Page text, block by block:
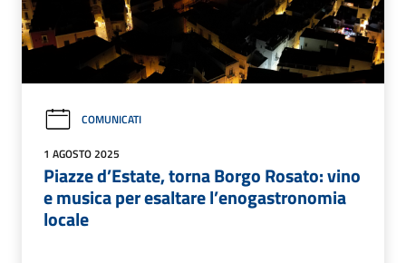
COMUNICATI
1 AGOSTO 2025
Piazze d’Estate, torna Borgo Rosato: vino
e musica per esaltare l’enogastronomia
locale